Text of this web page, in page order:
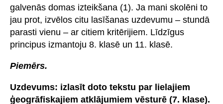
galvenās domas izteikšana (1). Ja mani skolēni to
jau prot, izvēlos citu lasīšanas uzdevumu – stundā
parasti vienu – ar citiem kritērijiem. Līdzīgus
principus izmantoju 8. klasē un 11. klasē.
Piemērs.
Uzdevums: izlasīt doto tekstu par lielajiem
ģeogrāfiskajiem atklājumiem vēsturē (7. klase).